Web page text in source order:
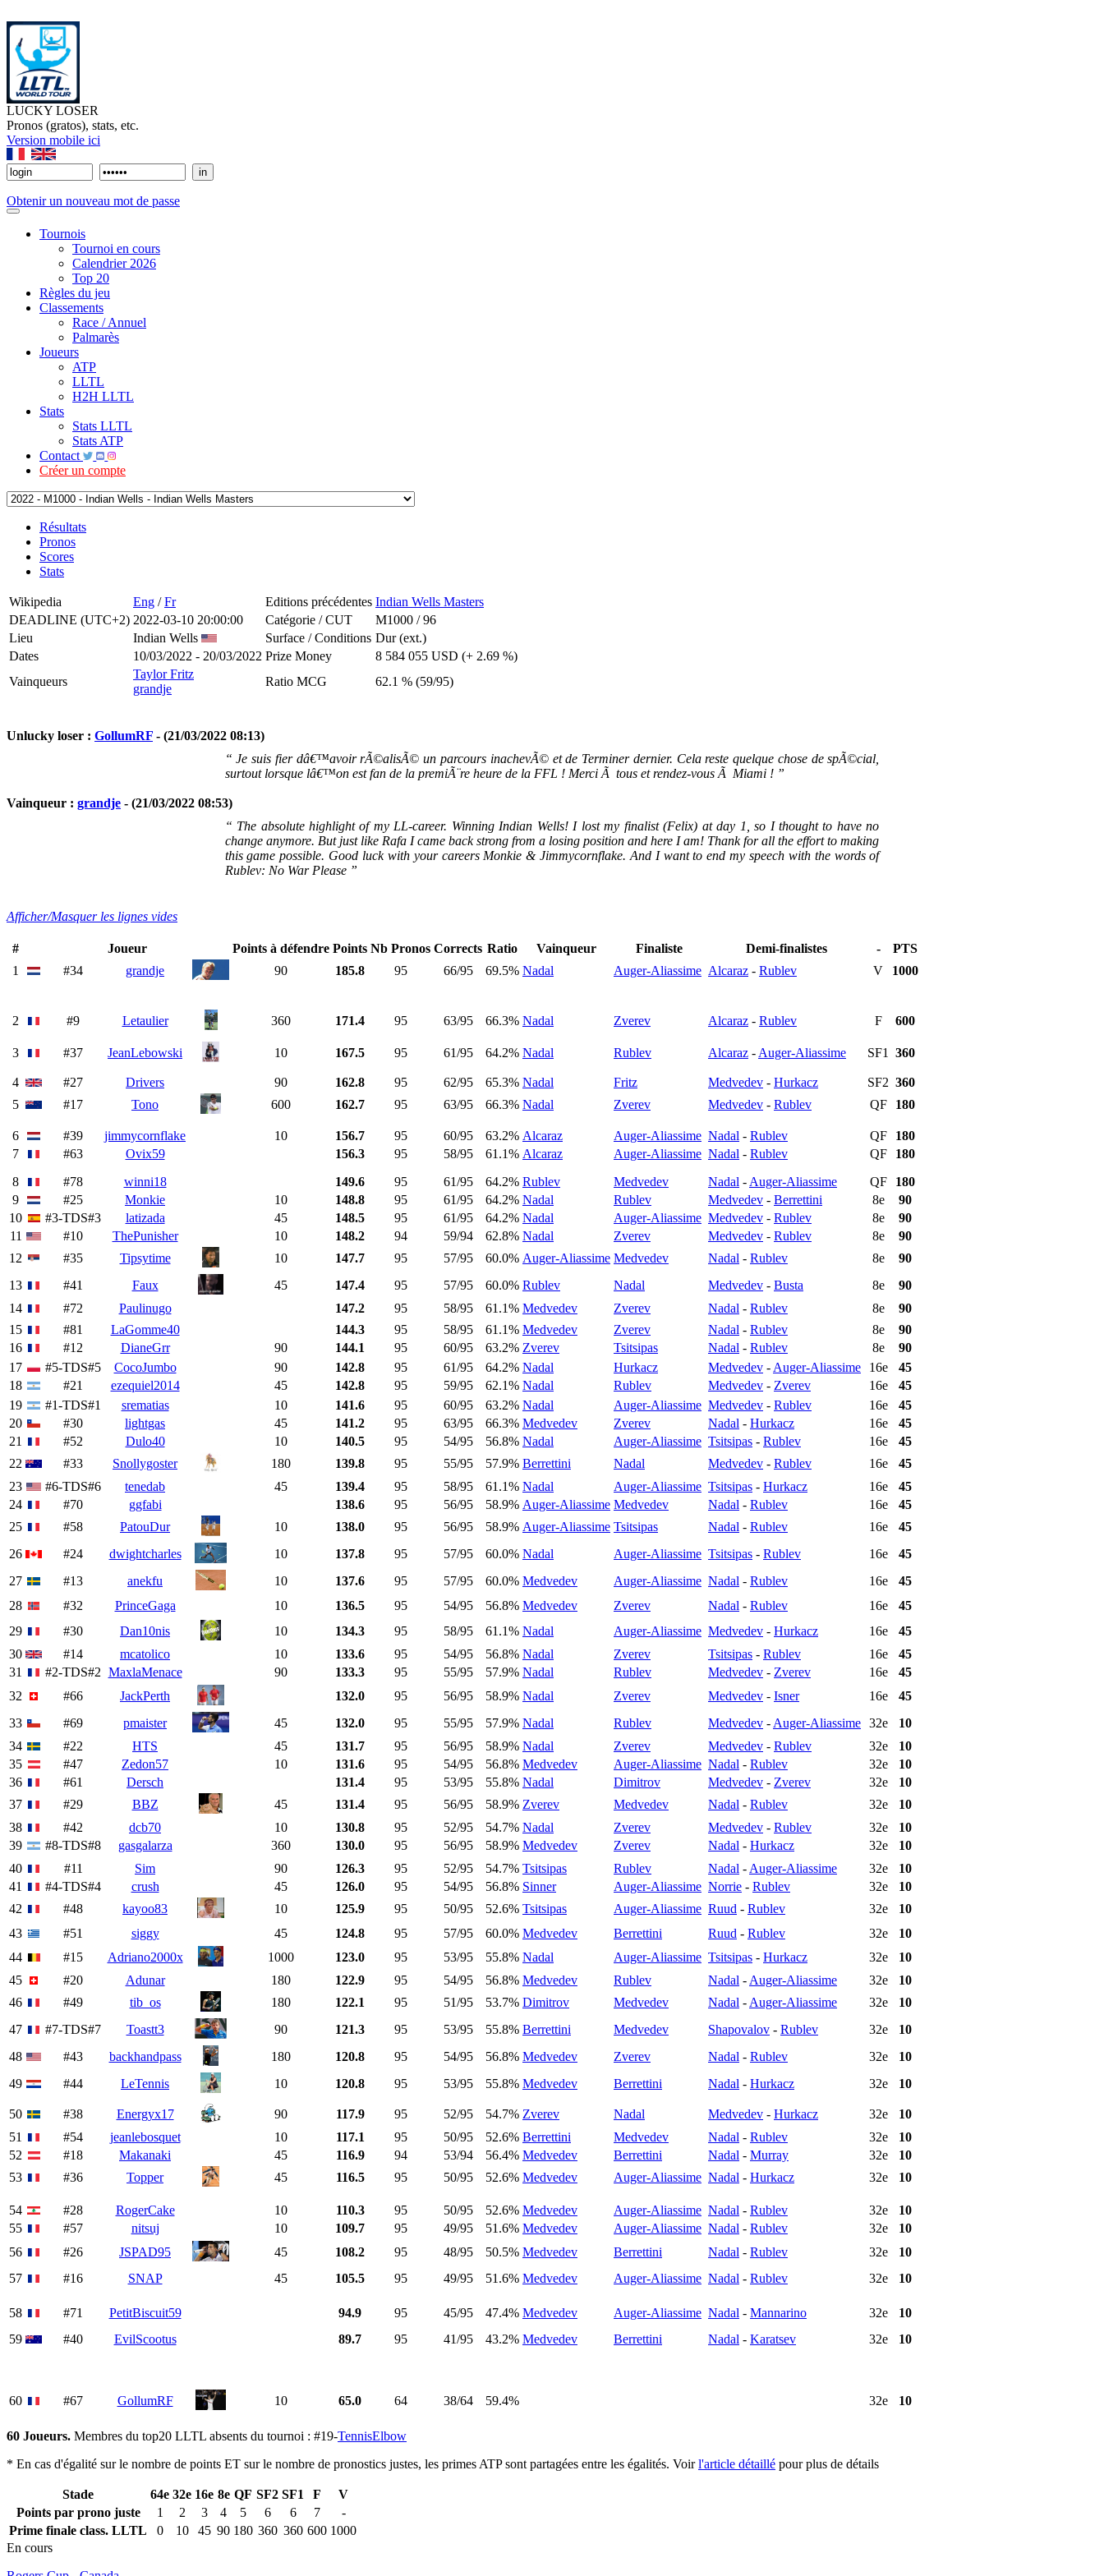
LUCKY LOSER
Pronos (gratos), stats, etc.
Version mobile ici
Obtenir un nouveau mot de passe
Tournois
Tournoi en cours
Calendrier 2026
Top 20
Règles du jeu
Classements
Race / Annuel
Palmarès
Joueurs
ATP
LLTL
H2H LLTL
Stats
Stats LLTL
Stats ATP
Contact
Créer un compte
Résultats
Pronos
Scores
Stats
Wikipedia Eng /Fr Editions précédentes Indian Wells Masters
DEADLINE (UTC+2) 2022-03-10 20:00:00 Catégorie / CUT
M1000 / 96
Lieu
Indian Wells Surface / Conditions Dur (ext.)
Dates
10/03/2022 - 20/03/2022 Prize Money
8 584 055 USD (+ 2.69 %)
Vainqueurs
Taylor Fritz
grandje
Ratio MCG 62.1 % (59/95)
Unlucky loser : GollumRF - (21/03/2022 08:13)
“ Je suis fier dâ€™avoir rÃ©alisÃ© un parcours inachevÃ© et de Terminer dernier. Cela reste quelque chose de spÃ©cial,
surtout lorsque lâ€™on est fan de la premiÃ¨re heure de la FFL ! Merci Ã tous et rendez-vous Ã Miami ! ”
Vainqueur : grandje - (21/03/2022 08:53)
“ The absolute highlight of my LL-career. Winning Indian Wells! I lost my finalist (Felix) at day 1, so I thought to have no
change anymore. But just like Rafa I came back strong from a losing position and here I am! Thank for all the effort to making
this game possible. Good luck with your careers Monkie & Jimmycornflake. And I want to end my speech with the words of
Rublev: No War Please ”
Afficher/Masquer les lignes vides
# Joueur Points à défendre Points Nb Pronos Corrects Ratio Vainqueur Finaliste Demi-finalistes -
PTS
1
#34 grandje 90 185.8 95 66/95 69.5% Nadal Auger-Aliassime Alcaraz - Rublev V 1000
2 #9 Letaulier 360 171.4 95 63/95 66.3% Nadal Zverev Alcaraz - Rublev F 600
3 #37 JeanLebowski 10 167.5 95 61/95 64.2% Nadal Rublev Alcaraz - Auger-Aliassime SF1 360
4 #27 Drivers 90 162.8 95 62/95 65.3% Nadal Fritz Medvedev - Hurkacz SF2 360
5
#17 Tono 600 162.7 95 63/95 66.3% Nadal Zverev Medvedev - Rublev QF 180
6 #39 jimmycornflake 10 156.7 95 60/95 63.2% Alcaraz Auger-Aliassime Nadal - Rublev QF
180
7
#63 Ovix59 156.3 95 58/95 61.1% Alcaraz Auger-Aliassime Nadal - Rublev QF
180
8
#78 winni18 149.6 95 61/95 64.2% Rublev Medvedev Nadal - Auger-Aliassime QF
180
9
#25 Monkie 10 148.8 95 61/95 64.2% Nadal Rublev Medvedev - Berrettini 8e
90
10
#3-TDS#3 latizada 45 148.5 95 61/95 64.2% Nadal Auger-Aliassime Medvedev - Rublev 8e
90
11
#10 ThePunisher 10 148.2 94 59/94 62.8% Nadal Zverev Medvedev - Rublev 8e
90
12
#35 Tipsytime 10 147.7 95 57/95 60.0% Auger-Aliassime Medvedev Nadal - Rublev 8e
90
13
#41 Faux 45 147.4 95 57/95 60.0% Rublev Nadal Medvedev - Busta 8e
90
14
#72 Paulinugo 147.2 95 58/95 61.1% Medvedev Zverev Nadal - Rublev 8e
90
15
#81 LaGomme40 144.3 95 58/95 61.1% Medvedev Zverev Nadal - Rublev 8e
90
16
#12 DianeGrr 90 144.1 95 60/95 63.2% Zverev Tsitsipas Nadal - Rublev 8e
90
17
#5-TDS#5 CocoJumbo 90 142.8 95 61/95 64.2% Nadal Hurkacz Medvedev - Auger-Aliassime 16e
45
18
#21 ezequiel2014 45 142.8 95 59/95 62.1% Nadal Rublev Medvedev - Zverev 16e
45
19
#1-TDS#1 srematias 10 141.6 95 60/95 63.2% Nadal Auger-Aliassime Medvedev - Rublev 16e
45
20
#30 lightgas 45 141.2 95 63/95 66.3% Medvedev Zverev Nadal - Hurkacz 16e
45
21
#52 Dulo40 10 140.5 95 54/95 56.8% Nadal Auger-Aliassime Tsitsipas - Rublev 16e
45
22
#33 Snollygoster 180 139.8 95 55/95 57.9% Berrettini Nadal Medvedev - Rublev 16e
45
23
#6-TDS#6 tenedab 45 139.4 95 58/95 61.1% Nadal Auger-Aliassime Tsitsipas - Hurkacz 16e
45
24
#70 ggfabi 138.6 95 56/95 58.9% Auger-Aliassime Medvedev Nadal - Rublev 16e
45
25
#58 PatouDur 10 138.0 95 56/95 58.9% Auger-Aliassime Tsitsipas Nadal - Rublev 16e
45
26
#24 dwightcharles 10 137.8 95 57/95 60.0% Nadal Auger-Aliassime Tsitsipas - Rublev 16e
45
27
#13 anekfu 10 137.6 95 57/95 60.0% Medvedev Auger-Aliassime Nadal - Rublev 16e
45
28
#32 PrinceGaga 10 136.5 95 54/95 56.8% Medvedev Zverev Nadal - Rublev 16e
45
29
#30 Dan10nis 10 134.3 95 58/95 61.1% Nadal Auger-Aliassime Medvedev - Hurkacz 16e
45
30
#14 mcatolico 10 133.6 95 54/95 56.8% Nadal Zverev Tsitsipas - Rublev 16e
45
31
#2-TDS#2 MaxlaMenace 90 133.3 95 55/95 57.9% Nadal Rublev Medvedev - Zverev 16e
45
32
#66 JackPerth 132.0 95 56/95 58.9% Nadal Zverev Medvedev - Isner 16e
45
33
#69 pmaister 45 132.0 95 55/95 57.9% Nadal Rublev Medvedev - Auger-Aliassime 32e
10
34
#22 HTS 45 131.7 95 56/95 58.9% Nadal Zverev Medvedev - Rublev 32e
10
35
#47 Zedon57 10 131.6 95 54/95 56.8% Medvedev Auger-Aliassime Nadal - Rublev 32e
10
36
#61 Dersch 131.4 95 53/95 55.8% Nadal Dimitrov Medvedev - Zverev 32e
10
37
#29 BBZ 45 131.4 95 56/95 58.9% Zverev Medvedev Nadal - Rublev 32e
10
38
#42 dcb70 10 130.8 95 52/95 54.7% Nadal Zverev Medvedev - Rublev 32e
10
39
#8-TDS#8 gasgalarza 360 130.0 95 56/95 58.9% Medvedev Zverev Nadal - Hurkacz 32e
10
40
#11 Sim 90 126.3 95 52/95 54.7% Tsitsipas Rublev Nadal - Auger-Aliassime 32e
10
41
#4-TDS#4 crush 45 126.0 95 54/95 56.8% Sinner Auger-Aliassime Norrie - Rublev 32e
10
42
#48 kayoo83 10 125.9 95 50/95 52.6% Tsitsipas Auger-Aliassime Ruud - Rublev 32e
10
43
#51 siggy 45 124.8 95 57/95 60.0% Medvedev Berrettini Ruud - Rublev 32e
10
44
#15 Adriano2000x 1000 123.0 95 53/95 55.8% Nadal Auger-Aliassime Tsitsipas - Hurkacz 32e
10
45
#20 Adunar 180 122.9 95 54/95 56.8% Medvedev Rublev Nadal - Auger-Aliassime 32e
10
46
#49 tib_os 180 122.1 95 51/95 53.7% Dimitrov Medvedev Nadal - Auger-Aliassime 32e
10
47
#7-TDS#7 Toastt3 90 121.3 95 53/95 55.8% Berrettini Medvedev Shapovalov - Rublev 32e
10
48
#43 backhandpass 180 120.8 95 54/95 56.8% Medvedev Zverev Nadal - Rublev 32e
10
49
#44 LeTennis 10 120.8 95 53/95 55.8% Medvedev Berrettini Nadal - Hurkacz 32e 10
50 #38 Energyx17 90 117.9 95 52/95 54.7% Zverev Nadal Medvedev - Hurkacz 32e
10
51
#54 jeanlebosquet 10 117.1 95 50/95 52.6% Berrettini Medvedev Nadal - Rublev 32e
10
52
#18 Makanaki 45 116.9 94 53/94 56.4% Medvedev Berrettini Nadal - Murray 32e
10
53
#36 Topper 45 116.5 95 50/95 52.6% Medvedev Auger-Aliassime Nadal - Hurkacz 32e 10
54 #28 RogerCake 10 110.3 95 50/95 52.6% Medvedev Auger-Aliassime Nadal - Rublev 32e
10
55
#57 nitsuj 10 109.7 95 49/95 51.6% Medvedev Auger-Aliassime Nadal - Rublev 32e
10
56
#26 JSPAD95 45 108.2 95 48/95 50.5% Medvedev Berrettini Nadal - Rublev 32e
10
57
#16 SNAP 45 105.5 95 49/95 51.6% Medvedev Auger-Aliassime Nadal - Rublev 32e 10
58 #71 PetitBiscuit59 94.9 95 45/95 47.4% Medvedev Auger-Aliassime Nadal - Mannarino 32e
10
59
#40 EvilScootus 89.7 95 41/95 43.2% Medvedev Berrettini Nadal - Karatsev 32e 10
60 #67 GollumRF 10 65.0 64 38/64 59.4% 32e 10
60 Joueurs. Membres du top20 LLTL absents du tournoi : #19-TennisElbow
* En cas d'égalité sur le nombre de points ET sur le nombre de pronostics justes, les primes ATP sont partagées entre les égalités. Voirl'article détaillé pour plus de détails
Stade 64e 32e 16e 8e QF SF2 SF1 F
V
Points par prono juste
1 2 3 4 5 6 6 7
-
Prime finale class. LLTL
0 10 45 90 180 360 360 600 1000
En cours